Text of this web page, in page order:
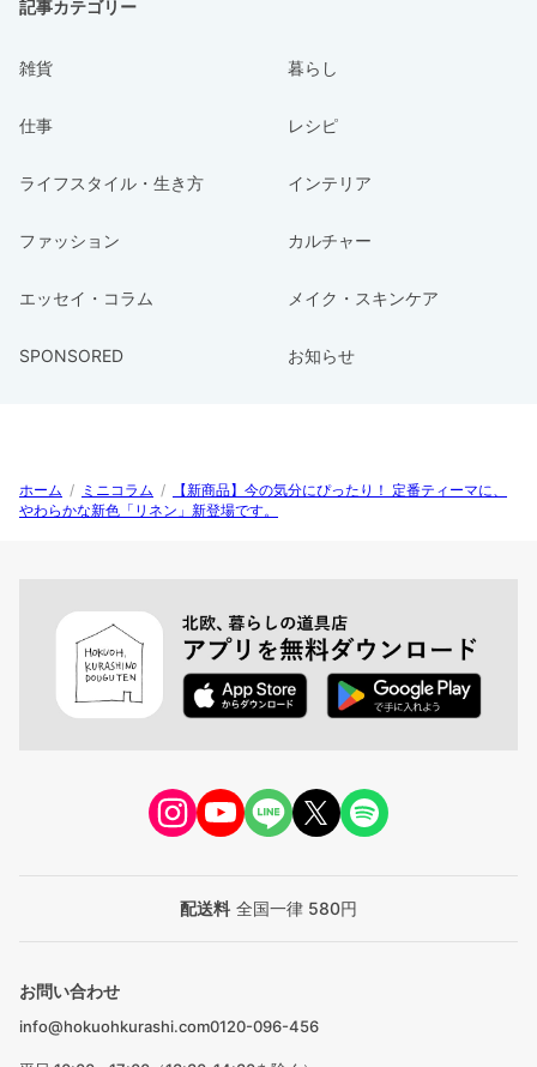
記事カテゴリー
雑貨 暮らし
仕事 レシピ
ライフスタイル・生き方 インテリア
ファッション カルチャー
エッセイ・コラム メイク・スキンケア
SPONSORED お知らせ
ホーム / ミニコラム /
【新商品】今の気分にぴったり！ 定番ティーマに、
やわらかな新色「リネン」新登場です。
配送料 全国一律 580円
お問い合わせ
info@hokuohkurashi.com0120-096-456